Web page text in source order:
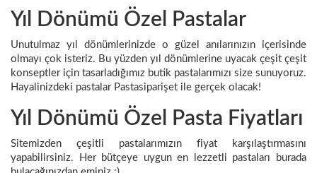
Yıl Dönümü Özel Pastalar
Unutulmaz yıl dönümlerinizde o güzel anılarınızın içerisinde
olmayı çok isteriz. Bu yüzden yıl dönümlerine uyacak çeşit çeşit
konseptler için tasarladığımız butik pastalarımızı size sunuyoruz.
Hayalinizdeki pastalar Pastasiparişet ile gerçek olacak!
Yıl Dönümü Özel Pasta Fiyatları
Sitemizden çeşitli pastalarımızın fiyat karşılaştırmasını
yapabilirsiniz. Her bütçeye uygun en lezzetli pastaları burada